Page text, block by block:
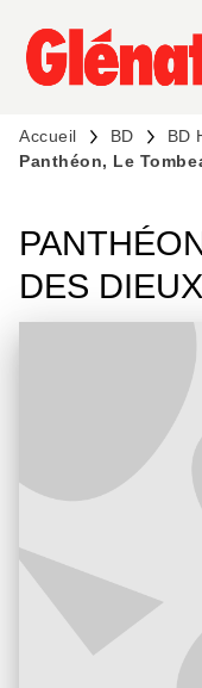
MENU
PIED DE PAGE
Accueil BD
BD
Panthéon, Le
DES